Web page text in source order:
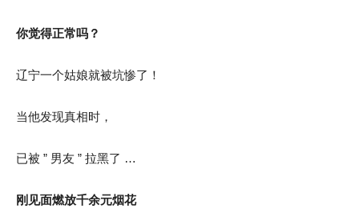
你觉得正常吗？
辽宁一个姑娘就被坑惨了！
当他发现真相时，
已被 ” 男友 ” 拉黑了 …
刚见面燃放千余元烟花